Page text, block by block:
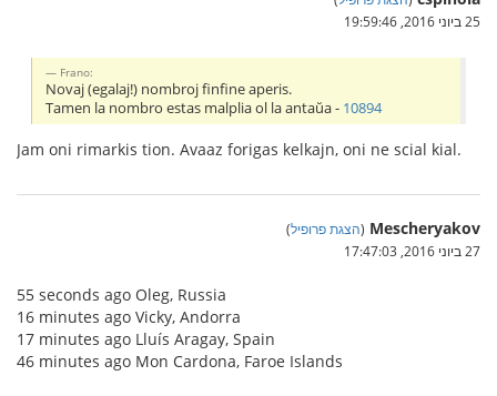
25 ביוני 2016, 19:59:46
Frano:
Novaj (egalaj!) nombroj finfine aperis.
Tamen la nombro estas malplia ol la antaŭa - 10894
Jam oni rimarkis tion. Avaaz forigas kelkajn, oni ne scial kial.
Mescheryakov
(הצגת פרופיל)
27 ביוני 2016, 17:47:03
55 seconds ago Oleg, Russia
16 minutes ago Vicky, Andorra
17 minutes ago Lluís Aragay, Spain
46 minutes ago Mon Cardona, Faroe Islands